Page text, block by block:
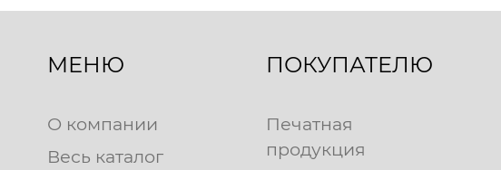
МЕНЮ
О компании
Весь каталог
ПОКУПАТЕЛЮ
Печатная
продукция